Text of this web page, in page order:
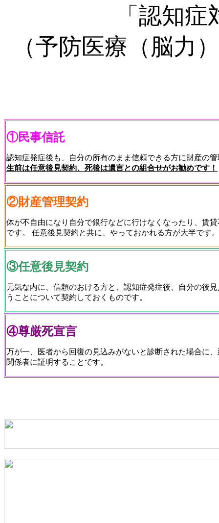
「認知
（予防医療（脳力
①民事信託
認知症発症後も、自分の所有のまま信頼できる方に財産の
生前は任意後見契約、死後は遺言との組合せがお勧めです！
②財産管理契約
体が不自由になり自分で銀行などに行けなくなったり、賃
です。 任意後見契約と共に、やっておかれる方が大半で
③任意後見契約
元気な内に、信頼のおける方と、認知症発症後、自分の後
うことについて契約しておくものです。
④尊厳死宣言
万が一、医者から回復の見込みがないと診断された場合に
関係者に証明することです。